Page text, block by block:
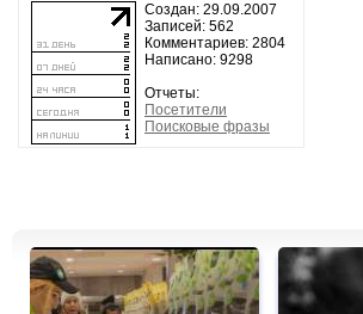
Создан: 29.09.2007
Записей: 562
Комментариев: 2804
Написано: 9298
Отчеты:
Посетители
Поисковые фразы